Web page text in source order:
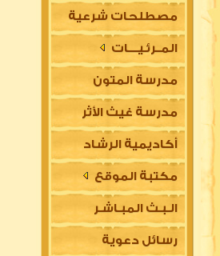
مصطلحات شرعية
المــرئـيــــات
مدرسة المتون
العلمية
مدرسة غيث الأثر
السلفية
أكاديمية الرشاد
العلمية للتأسيس
في مقدمات العلوم
الشرعية (للتعليم
مكتبة الموقع
الـبـث المبـاشـر
رسائل دعوية